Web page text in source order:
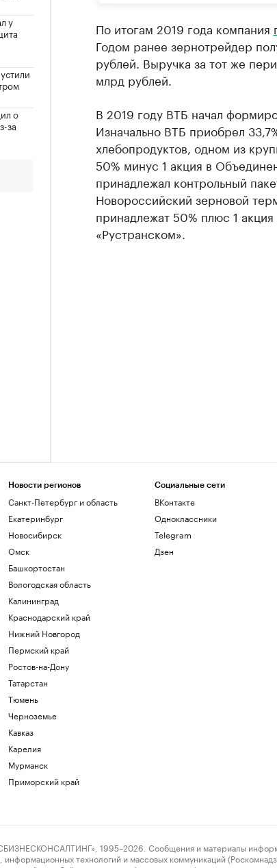
у
о
за
По итогам 2019 года компания
Годом ранее зернотрейдер
рублей. Выручка за тот же
млрд рублей.
В 2019 году ВТБ начал
Изначально ВТБ приобрел
хлебопродуктов, одном из
50% минус 1 акция в
принадлежал контрольный
Новороссийский зерновой
принадлежат 50% плюс 1
«Рустранском».
Новости регионов
Санкт-Петербург и область
Екатеринбург
Новосибирск
Омск
Башкортостан
Вологодская область
Калининград
Краснодарский край
Нижний Новгород
Пермский край
Ростов-на-Дону
Татарстан
Тюмень
Черноземье
Кавказ
Карелия
Мурманск
Приморский край
Социальные сети
ВКонтакте
Одноклассники
Telegram
Дзен
1995–2026. Сообщения и материалы
технологий и массовых коммуникаций